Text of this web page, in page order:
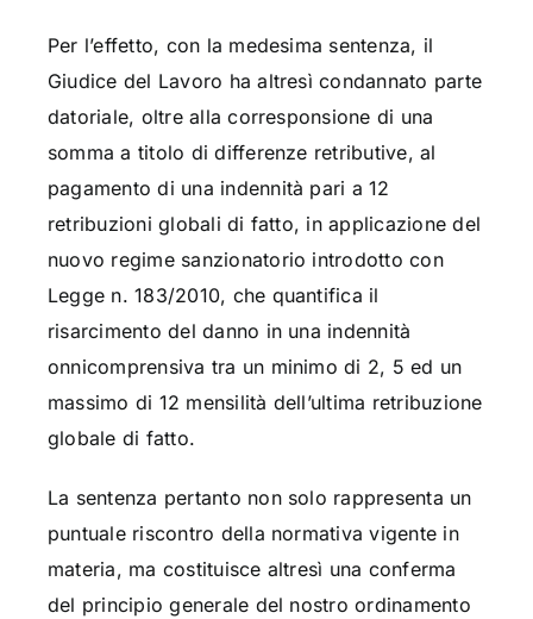
Per l’effetto, con la medesima sentenza, il
Giudice del Lavoro ha altresì condannato parte
datoriale, oltre alla corresponsione di una
somma a titolo di differenze retributive, al
pagamento di una indennità pari a 12
retribuzioni globali di fatto, in applicazione del
nuovo regime sanzionatorio introdotto con
Legge n. 183/2010, che quantifica il
risarcimento del danno in una indennità
onnicomprensiva tra un minimo di 2, 5 ed un
massimo di 12 mensilità dell’ultima retribuzione
globale di fatto.
La sentenza pertanto non solo rappresenta un
puntuale riscontro della normativa vigente in
materia, ma costituisce altresì una conferma
del principio generale del nostro ordinamento